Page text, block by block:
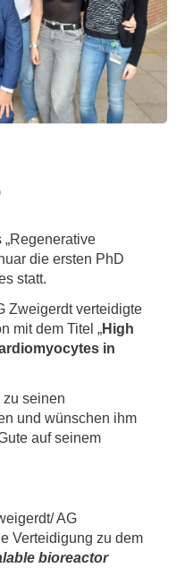
„Regenerative
die ersten PhD
statt.
Zweigerdt verteidigte
mit dem Titel „High
in
seinen
und wünschen ihm
auf seinem
AG
Verteidigung zu dem
bioreactor